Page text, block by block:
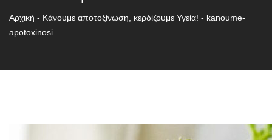
Αρχική - Kάνουμε αποτοξίνωση, κερδίζουμε Υγεία! - kanoume-
apotoxinosi